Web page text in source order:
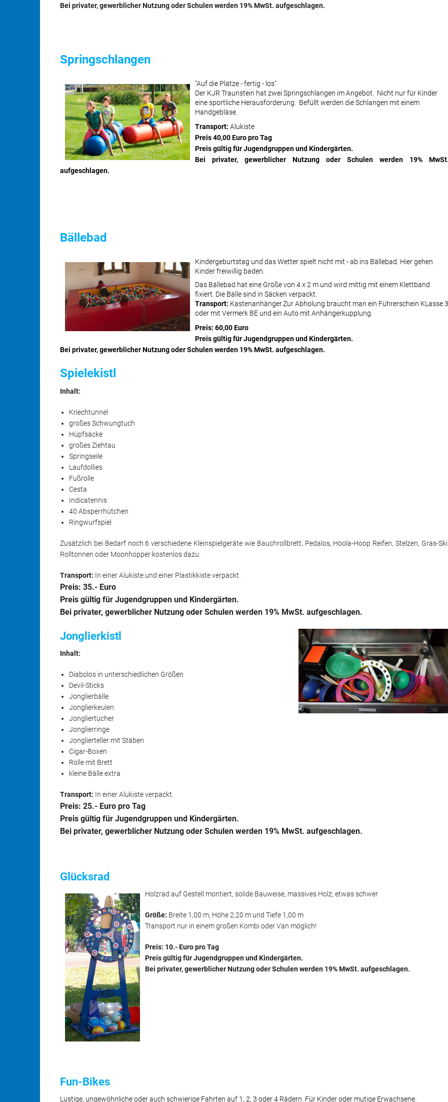
Bei privater, gewerblicher Nutzung oder Schulen werden 19% MwSt. aufgeschlagen.
Springschlangen
"Auf die Plätze - fertig - los"
Der KJR Traunstein hat zwei Springschlangen im Angebot. Nicht nur für Kinder
eine sportliche Herausforderung. Befüllt werden die Schlangen mit einem
Handgebläse.
Transport: Alukiste
Preis 40,00 Euro pro Tag
Preis gültig für Jugendgruppen und Kindergärten.
Bei privater, gewerblicher Nutzung oder Schulen werden 19%
aufgeschlagen.
Bällebad
Kindergeburtstag und das Wetter spielt nicht mit - ab ins Bällebad. Hier gehen
Kinder freiwillig baden.
Das Bällebad hat eine Größe von 4 x 2 m und wird mittig mit einem Klettband
fixiert. Die Bälle sind in Säcken verpackt.
Transport: Kastenanhänger.Zur Abholung braucht man ein Führerschein KLasse 3
oder mit Vermerk BE und ein Auto mit Anhängerkupplung.
Preis: 60,00 Euro
Preis gültig für Jugendgruppen und Kindergärten.
Bei privater, gewerblicher Nutzung oder Schulen werden 19% MwSt. aufgeschlagen.
Spielekistl
Inhalt:
Kriechtunnel
großes Schwungtuch
Hüpfsäcke
großes Ziehtau
Springseile
Laufdollies
Fußrolle
Cesta
Indicatennis
40 Absperrhütchen
Ringwurfspiel
Zusätzlich bei Bedarf noch 6 verschiedene Kleinspielgeräte wie Bauchrollbrett, Pedalos, Hoola-Hoop Reifen, Stelzen, Gras-
Rolltonnen oder Moonhopper kostenlos dazu.
Transport: In einer Alukiste und einer Plastikkiste verpackt.
Preis: 35.- Euro
Preis gültig für Jugendgruppen und Kindergärten.
Bei privater, gewerblicher Nutzung oder Schulen werden 19% MwSt. aufgeschlagen.
Jonglierkistl
Inhalt:
Diabolos in unterschiedlichen Größen
Devil-Sticks
Jonglierbälle
Jonglierkeulen
Jongliertücher
Jonglierringe
Jonglierteller mit Stäben
Cigar-Boxen
Rolle mit Brett
kleine Bälle extra
Transport: In einer Alukiste verpackt.
Preis: 25.- Euro pro Tag
Preis gültig für Jugendgruppen und Kindergärten.
Bei privater, gewerblicher Nutzung oder Schulen werden 19% MwSt. aufgeschlagen.
Glücksrad
Holzrad auf Gestell montiert, solide Bauweise, massives Holz; etwas schwer
Größe: Breite 1,00 m, Höhe 2,20 m und Tiefe 1,00 m
Transport nur in einem großen Kombi oder Van möglich!
Preis: 10.- Euro pro Tag
Preis gültig für Jugendgruppen und Kindergärten.
Bei privater, gewerblicher Nutzung oder Schulen werden 19% MwSt. aufgeschlagen.
Fun-Bikes
Lustige, ungewöhnliche oder auch schwierige Fahrten auf 1, 2, 3 oder 4 Rädern. Für Kinder oder mutige Erwachsene.